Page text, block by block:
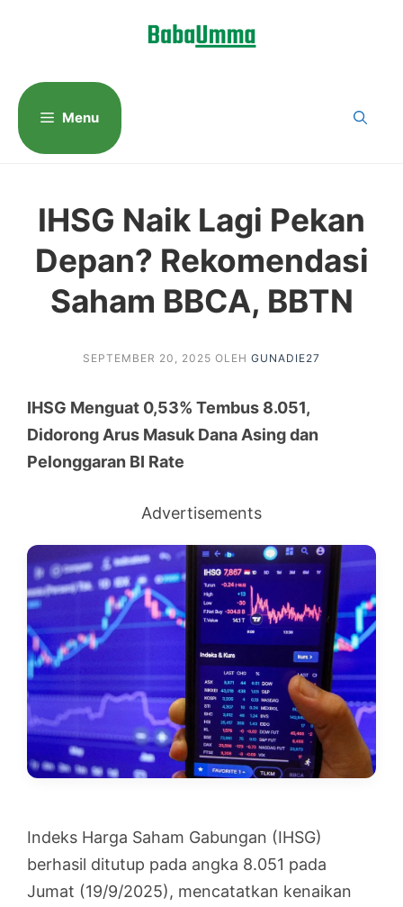
Menu
IHSG Naik Lagi Pekan
Depan? Rekomendasi
Saham BBCA, BBTN
SEPTEMBER 20, 2025 OLEH GUNADIE27
IHSG Menguat 0,53% Tembus 8.051,
Didorong Arus Masuk Dana Asing dan
Pelonggaran BI Rate
Advertisements
Indeks Harga Saham Gabungan (IHSG)
berhasil ditutup pada angka 8.051 pada
Jumat (19/9/2025), mencatatkan kenaikan